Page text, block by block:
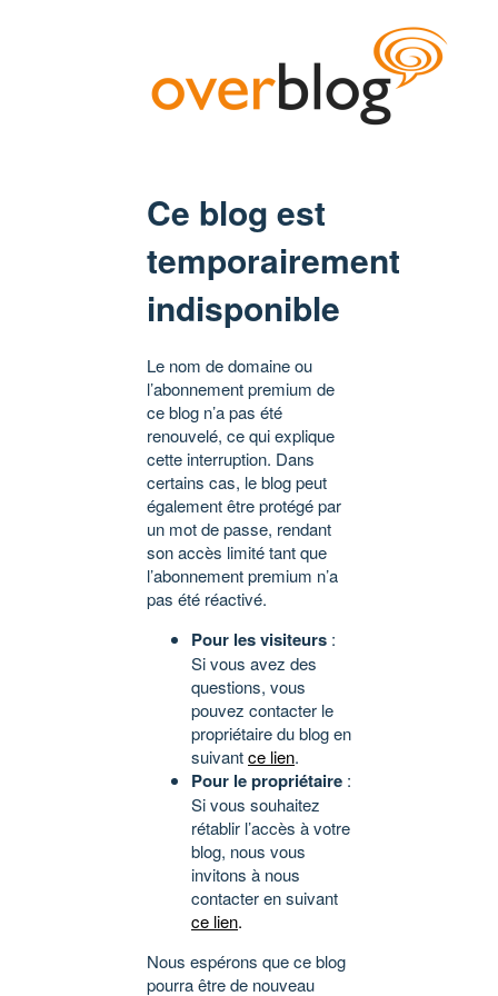
Ce blog est
temporairement
indisponible
Le nom de domaine ou
l’abonnement premium de
ce blog n’a pas été
renouvelé, ce qui explique
cette interruption. Dans
certains cas, le blog peut
également être protégé par
un mot de passe, rendant
son accès limité tant que
l’abonnement premium n’a
pas été réactivé.
Pour les visiteurs :
Si vous avez des
questions, vous
pouvez contacter le
propriétaire du blog en
suivantce lien.
Pour le propriétaire :
Si vous souhaitez
rétablir l’accès à votre
blog, nous vous
invitons à nous
contacter en suivant
ce lien.
Nous espérons que ce blog
pourra être de nouveau